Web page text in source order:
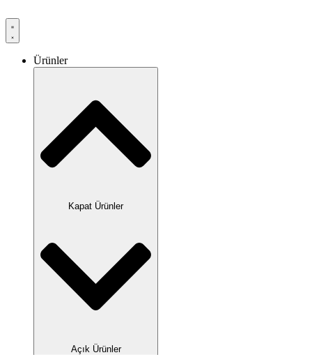
Ürünler
Kapat Ürünler
Açık Ürünler